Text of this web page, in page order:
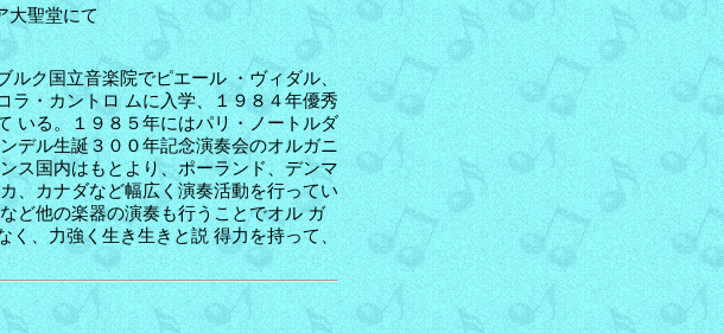
大聖堂にて
ルク国立音楽院でピエール ・ヴィダル、
ラ・カントロ ムに入学、１９８４年優秀
いる。１９８５年にはパリ・ノートルダ
デル生誕３００年記念演奏会のオルガニ
ス国内はもとより、ポーランド、デンマ
、カナダなど幅広く演奏活動を行ってい
ど他の楽器の演奏も行うことでオル ガ
く、力強く生き生きと説 得力を持って、